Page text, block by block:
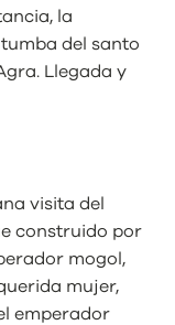
la
del santo
Llegada y
visita del
construido por
mogol,
mujer,
emperador